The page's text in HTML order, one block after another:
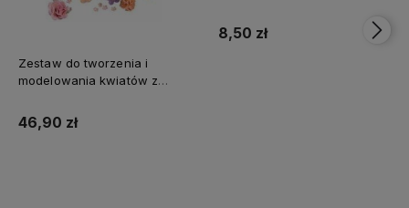
Zestaw do tworzenia i
modelowania kwiatów z
wykrawacz
46,90 zł
8,50 zł